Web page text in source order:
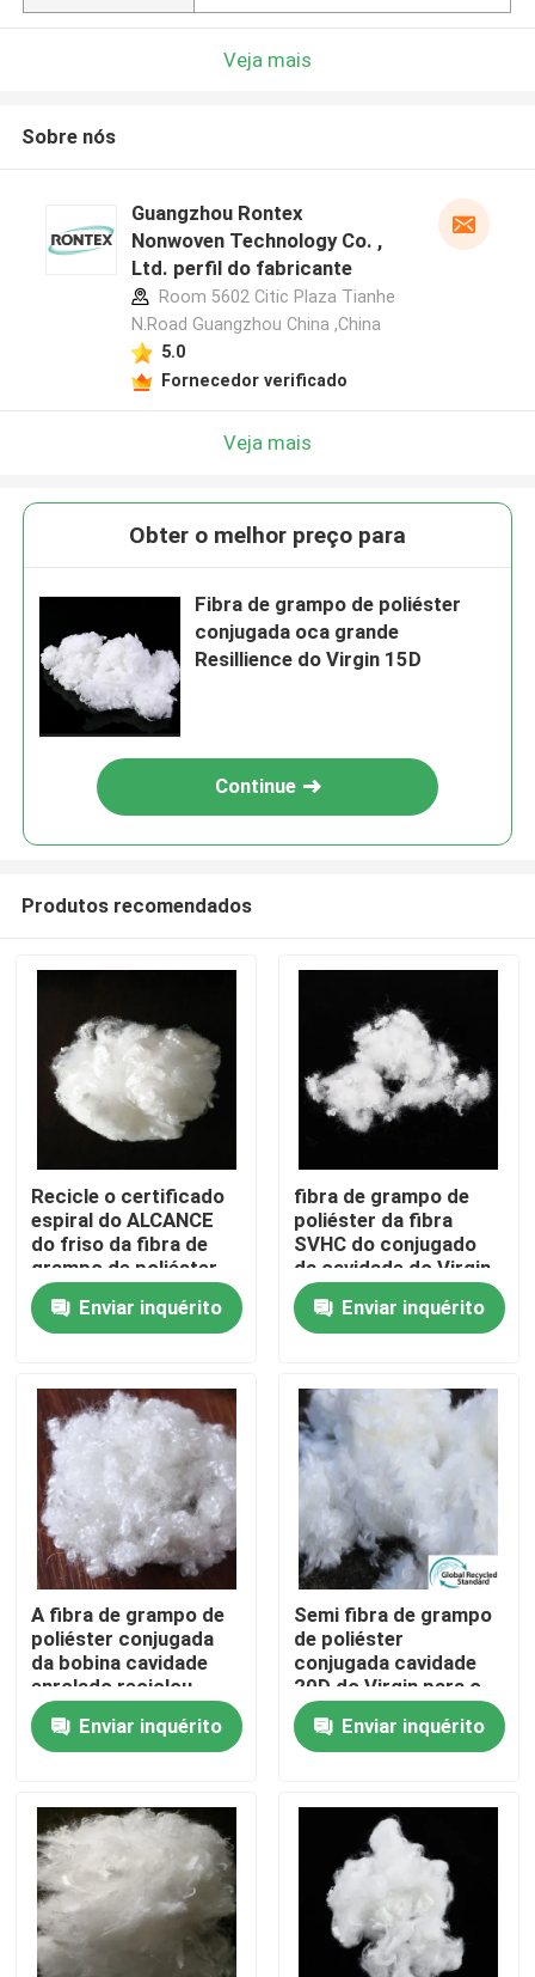
Casa
Quem Somos
Fábrica
Controle de Qualidade
Fale Conosco
Pedir um orçamento
Fibra de grampo viscosa
Fibra descontínua de poliéster reciclado
Fibra descontínua de polipropileno
Veja mais
Sobre nós
Guangzhou Rontex
Nonwoven Technology Co. ,
Ltd. perfil do fabricante
Room 5602 Citic Plaza Tianhe
N.Road Guangzhou China ,China
5.0
Fornecedor verificado
Veja mais
Obter o melhor preço para
Fibra de grampo de poliéster
conjugada oca grande
Resillience do Virgin 15D
Continue
Produtos recomendados
Recicle o certificado
espiral do ALCANCE
do friso da fibra de
grampo de poliéster
Enviar inquérito
fibra de grampo de
poliéster da fibra
SVHC do conjugado
da cavidade do Virgin
de 64mm
Enviar inquérito
A fibra de grampo de
poliéster conjugada
da bobina cavidade
enrolado reciclou
51mm
Enviar inquérito
Semi fibra de grampo
de poliéster
conjugada cavidade
20D do Virgin para o
fundamento
Enviar inquérito